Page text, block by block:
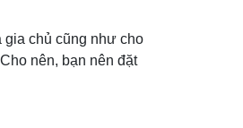
gia chủ cũng như cho
nên, bạn nên đặt